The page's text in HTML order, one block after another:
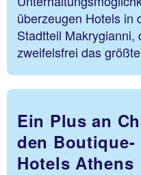
überzeugen Hotels in
Stadtteil Makrygianni,
zweifelsfrei das
Ein Plus an
den Boutique-
Hotels Athens